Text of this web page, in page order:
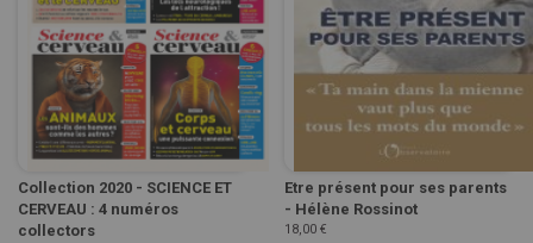
Collection 2020 - SCIENCE ET
CERVEAU : 4 numéros
collectors
Etre présent pour ses parents
- Hélène Rossinot
18,00 €